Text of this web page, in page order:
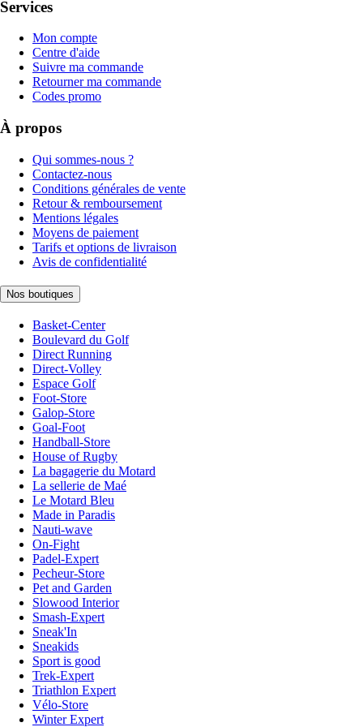
Services
Mon compte
Centre d'aide
Suivre ma commande
Retourner ma commande
Codes promo
À propos
Qui sommes-nous ?
Contactez-nous
Conditions générales de vente
Retour & remboursement
Mentions légales
Moyens de paiement
Tarifs et options de livraison
Avis de confidentialité
Nos boutiques
Basket-Center
Boulevard du Golf
Direct Running
Direct-Volley
Espace Golf
Foot-Store
Galop-Store
Goal-Foot
Handball-Store
House of Rugby
La bagagerie du Motard
La sellerie de Maé
Le Motard Bleu
Made in Paradis
Nauti-wave
On-Fight
Padel-Expert
Pecheur-Store
Pet and Garden
Slowood Interior
Smash-Expert
Sneak'In
Sneakids
Sport is good
Trek-Expert
Triathlon Expert
Vélo-Store
Winter Expert